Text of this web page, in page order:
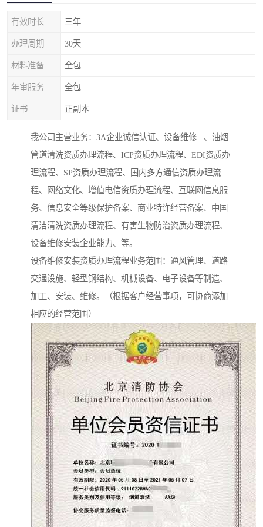
有效时长 三年
办理周期 30天
材料准备 全包
年审服务 全包
证书 正副本
我公司主营业务：3A企业诚信认证、设备维修 、油烟
管道清洗资质办理流程、ICP资质办理流程、EDI资质办
理流程、SP资质办理流程、国内多方通信资质办理流
程、网络文化、增值电信资质办理流程、互联网信息服
务、信息安全等级保护备案、商业特许经营备案、中国
清洁清洗资质办理流程、有害生物防治资质办理流程、
设备维修安装企业能力、等。
设备维修安装资质办理流程业务范围：通风管理、道路
交通设施、轻型钢结构、机械设备、电子设备等制造、
加工、安装、维修。（根据客户经营事项，可协商添加
相应的经营范围）